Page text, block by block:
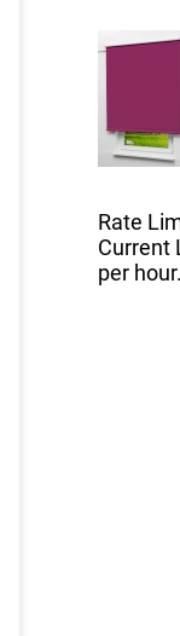
Rate
Current
per hour.